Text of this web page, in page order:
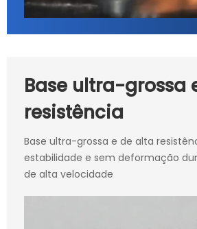
Base ultra-grossa
resistência
Base ultra-grossa e de alta
estabilidade e sem deformação
de alta velocidade